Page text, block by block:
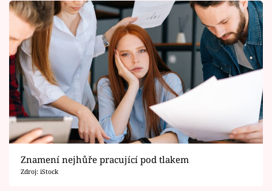
Znamení nejhůře pracující pod tlakem
Zdroj: iStock